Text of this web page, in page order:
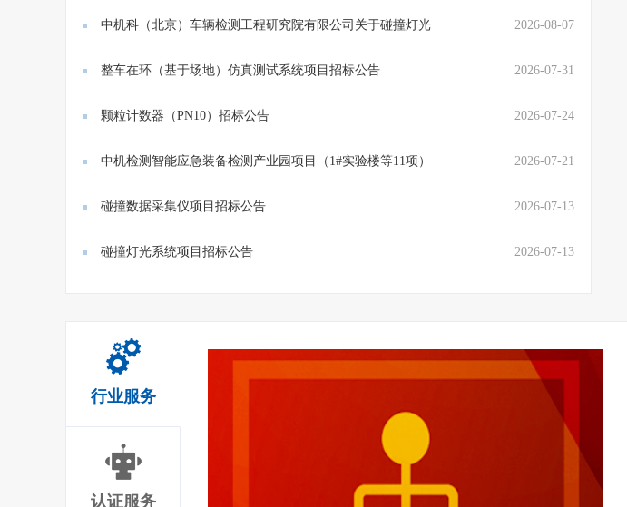
中机科（北京）车辆检测工程研究院有限公司关于碰撞灯光
系统...
2026-08-07
整车在环（基于场地）仿真测试系统项目招标公告 2026-07-31
颗粒计数器（PN10）招标公告 2026-07-24
中机检测智能应急装备检测产业园项目（1#实验楼等11项）
门禁、...
2026-07-21
碰撞数据采集仪项目招标公告 2026-07-13
碰撞灯光系统项目招标公告 2026-07-13
行业服务
认证服务